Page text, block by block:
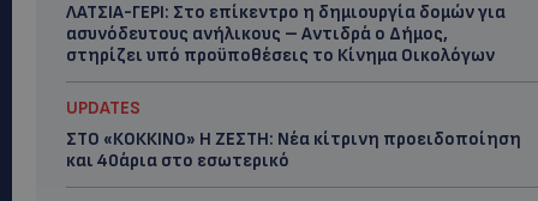
ΛΑΤΣΙΑ-ΓΕΡΙ: Στο επίκεντρο η δημιουργία δομών για
ασυνόδευτους ανήλικους – Αντιδρά ο Δήμος,
στηρίζει υπό προϋποθέσεις το Κίνημα Οικολόγων
UPDATES
ΣΤΟ «ΚΟΚΚΙΝΟ» Η ΖΕΣΤΗ: Νέα κίτρινη προειδοποίηση
και 40άρια στο εσωτερικό